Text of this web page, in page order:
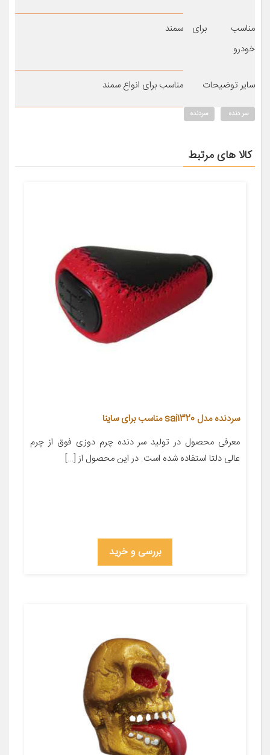
مناسب برای
خودرو
سمند
سایر توضیحات مناسب برای انواع سمند
سر دنده سردنده
کالا های مرتبط
سردنده مدل sai1320 مناسب برای ساینا
معرفی محصول در تولید سر دنده چرم دوزی فوق از چرم
عالی دلتا استفاده شده است. در این محصول از […]
بررسی و خرید